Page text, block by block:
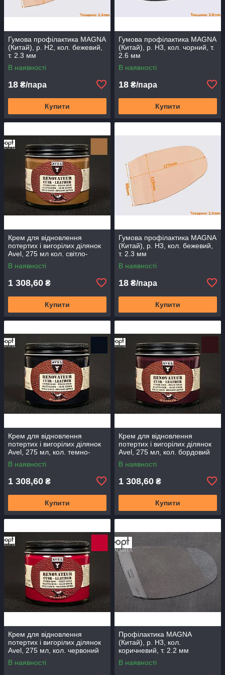
Гумова профілактика MAGNA
(Китай), р. H2, кол. бежевий,
т. 2.3 мм
В наявності
18 ₴/пара
Купити
Гумова профілактика MAGNA
(Китай), р. H3, кол. чорний, т.
2.6 мм
В наявності
18 ₴/пара
Купити
Крем для відновлення
потертих і вигорілих ділянок
Avel, 275 мл кол. світло-
коричневий (03) (4052)
В наявності
1 308,60 ₴
Купити
Гумова профілактика MAGNA
(Китай), р. H3, кол. бежевий,
т. 2.3 мм
В наявності
18 ₴/пара
Купити
Крем для відновлення
потертих і вигорілих ділянок
Avel, 275 мл, кол. темно-
синій (06) (4052)
В наявності
1 308,60 ₴
Купити
Крем для відновлення
потертих і вигорілих ділянок
Avel, 275 мл, кол. бордовий
(08) (4052)
В наявності
1 308,60 ₴
Купити
Крем для відновлення
потертих і вигорілих ділянок
Avel, 275 мл, кол. червоний
(11) (4052)
В наявності
Профілактика MAGNA
(Китай), р. H3, кол.
коричневий, т. 2.2 мм
В наявності